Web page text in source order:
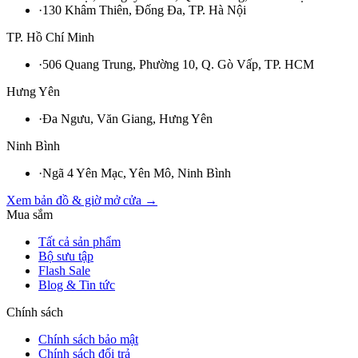
·130 Khâm Thiên, Đống Đa, TP. Hà Nội
TP. Hồ Chí Minh
·506 Quang Trung, Phường 10, Q. Gò Vấp, TP. HCM
Hưng Yên
·Đa Ngưu, Văn Giang, Hưng Yên
Ninh Bình
·Ngã 4 Yên Mạc, Yên Mô, Ninh Bình
Xem bản đồ & giờ mở cửa →
Mua sắm
Tất cả sản phẩm
Bộ sưu tập
Flash Sale
Blog & Tin tức
Chính sách
Chính sách bảo mật
Chính sách đổi trả